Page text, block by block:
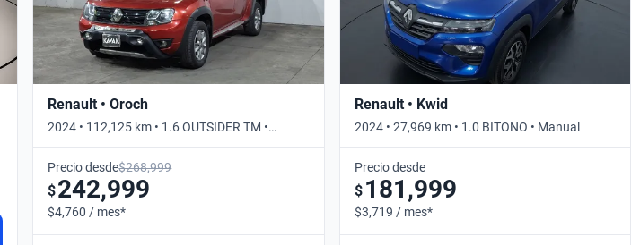
Renault • Oroch
2024 • 112,125 km • 1.6 OUTSIDER TM •
Manual
Precio desde$268,999
$242,999
$4,760 / mes*
Renault • Kwid
2024 • 27,969 km • 1.0 BITONO • Manual
Precio desde
$ 181,999
$3,719 / mes*